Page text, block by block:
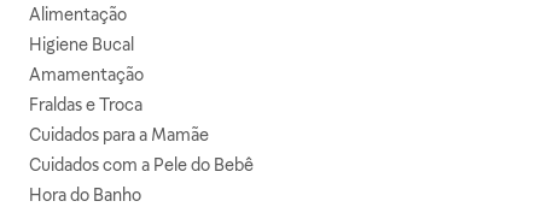
Alimentação
Higiene Bucal
Amamentação
Fraldas e Troca
Cuidados para a Mamãe
Cuidados com a Pele do Bebê
Hora do Banho